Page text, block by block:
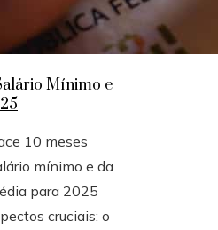
Mínimo e
10 meses
mínimo e da
para 2025
cruciais: o